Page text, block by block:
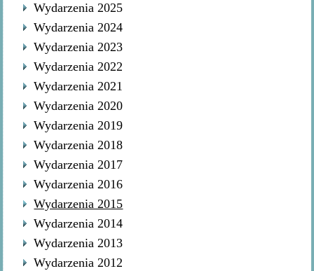
Wydarzenia 2025
Wydarzenia 2024
Wydarzenia 2023
Wydarzenia 2022
Wydarzenia 2021
Wydarzenia 2020
Wydarzenia 2019
Wydarzenia 2018
Wydarzenia 2017
Wydarzenia 2016
Wydarzenia 2015
Wydarzenia 2014
Wydarzenia 2013
Wydarzenia 2012